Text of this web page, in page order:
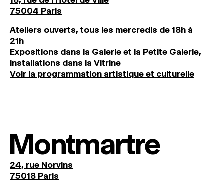
75004 Paris
Ateliers ouverts, tous les mercredis de 18h à
21h
Expositions dans la Galerie et la Petite Galerie,
installations dans la Vitrine
Voir la programmation artistique et culturelle
Montmartre
24, rue Norvins
75018 Paris